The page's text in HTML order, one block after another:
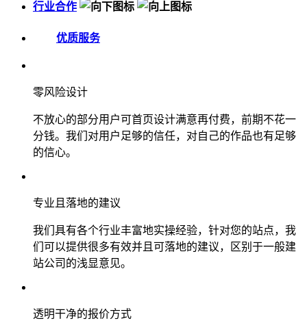
行业合作
优质服务
零风险设计
不放心的部分用户可首页设计满意再付费，前期不花一
分钱。我们对用户足够的信任，对自己的作品也有足够
的信心。
专业且落地的建议
我们具有各个行业丰富地实操经验，针对您的站点，我
们可以提供很多有效并且可落地的建议，区别于一般建
站公司的浅显意见。
透明干净的报价方式